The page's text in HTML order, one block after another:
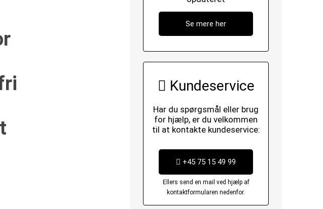
Se mere her
Kundeservice
Har du spørgsmål eller brug
for hjælp, er du velkommen
til at kontakte kundeservice:
+45 75 15 49 99
Ellers send en mail ved hjælp af
kontaktformularen nedenfor.